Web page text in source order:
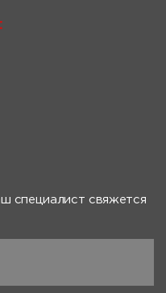
специалист свяжется